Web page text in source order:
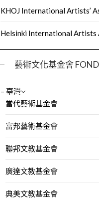
KHOJ International Artists’
Helsinki International Artists
藝術文化基金會
– 臺灣
當代藝術基金會
富邦藝術基金會
聯邦文教基金會
廣達文教基金會
典美文教基金會